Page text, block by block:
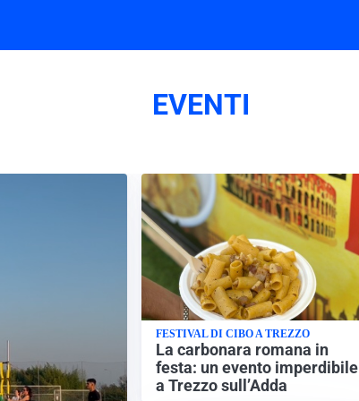
EVENTI
FESTIVAL DI CIBO A TREZZO
La carbonara romana in
festa: un evento imperdibile
a Trezzo sull’Adda